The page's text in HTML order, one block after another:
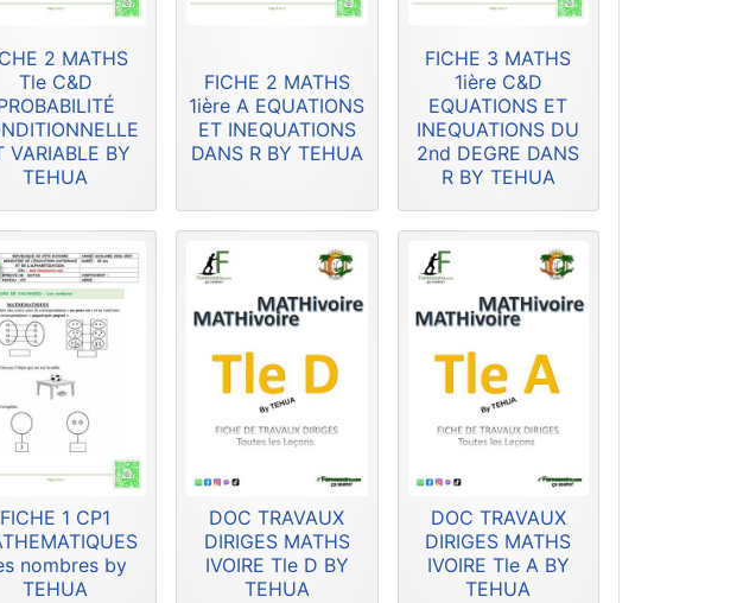
2 MATHS
Tle C&D
VARIABLE BY
TEHUA
FICHE 2 MATHS
1ière A EQUATIONS
ET INEQUATIONS
DANS R BY TEHUA
FICHE 3 MATHS
1ière C&D
EQUATIONS ET
INEQUATIONS DU
2nd DEGRE DANS
R BY TEHUA
FICHE 1 CP1
nombres by
TEHUA
DOC TRAVAUX
DIRIGES MATHS
IVOIRE Tle D BY
TEHUA
DOC TRAVAUX
DIRIGES MATHS
IVOIRE Tle A BY
TEHUA